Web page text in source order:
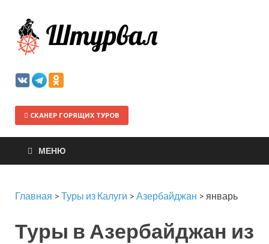
СКАНЕР ГОРЯЩИХ ТУРОВ
МЕНЮ
Главная > Туры из Калуги > Азербайджан > январь
Туры в Азербайджан из